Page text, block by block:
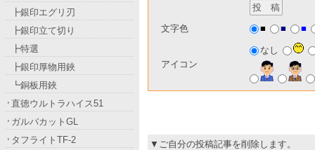
文字色 ■ ■ ■
アイコン
なし
▼ご自分の投稿記事を削除します。
┣銀印エグリ刃
┣銀印立て切り
┣特選
┣銀印厚物用鋏
┗銅板用鋏
直徳ウルトラハイス51
ガルバカットGL
タフライトTF-2